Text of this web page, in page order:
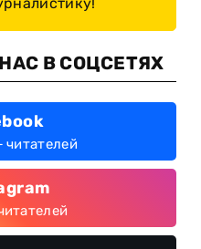
В СОЦСЕТЯХ
читателей